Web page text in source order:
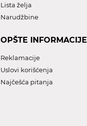
Lista želja
Narudžbine
OPŠTE INFORMACIJE
Reklamacije
Uslovi korišćenja
Najčešća pitanja